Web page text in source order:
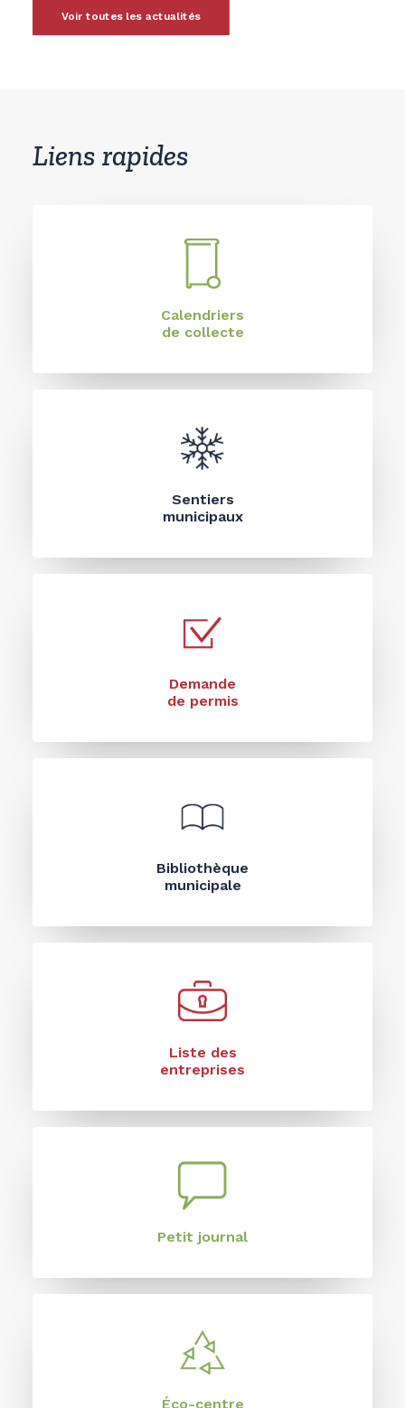
Liens rapides
Calendriers
de collecte
Sentiers
municipaux
Demande
de permis
Bibliothèque
municipale
Liste des
entreprises
Petit journal
Éco-centre
Voir toutes les actualités